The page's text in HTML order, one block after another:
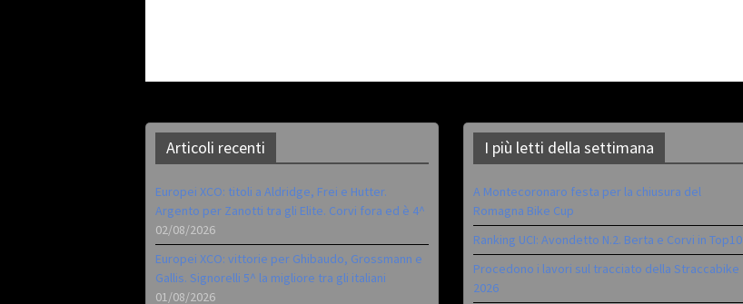
Articoli recenti
Europei XCO: titoli a Aldridge, Frei e Hutter.
Argento per Zanotti tra gli Elite. Corvi fora ed è 4^
02/08/2026
Europei XCO: vittorie per Ghibaudo, Grossmann e
Gallis. Signorelli 5^ la migliore tra gli italiani
01/08/2026
I più letti della settimana
A Montecoronaro festa per la chiusura del
Romagna Bike Cup
Ranking UCI: Avondetto N.2. Berta e Corvi in Top10
Procedono i lavori sul tracciato della Straccabike
2026